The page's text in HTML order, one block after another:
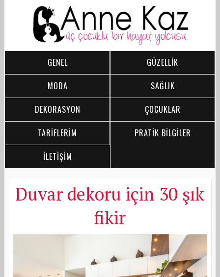
GENEL
GÜZELLİK
MODA
SAĞLIK
DEKORASYON
ÇOCUKLAR
TARİFLERİM
PRATİK BİLGİLER
İLETİŞİM
Duvar dekoru için 30 şık
fikir